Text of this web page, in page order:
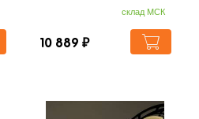
склад МСК
10 889 ₽